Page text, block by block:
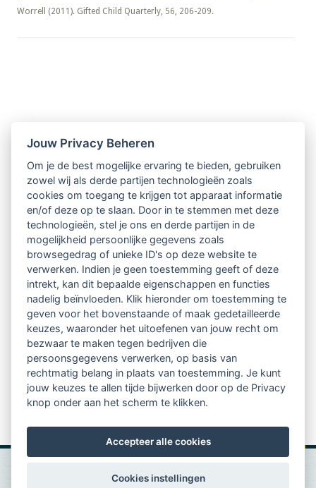
Worrell (2011). Gifted Child Quarterly, 56, 206-209.
Nieuwsbrief
Ontvang 10 x per jaar de LVSC-
relatienieuwsbrief met o.a.:
vrij toegankelijke TsvB-artikelen
nieuws op het vlak van professioneel
begeleiden
informatie over LVSC-activiteiten
Aanmelden nieuwsbrief
Jouw Privacy Beheren
Om je de best mogelijke ervaring te bieden, gebruiken
zowel wij als derde partijen technologieën zoals
cookies om toegang te krijgen tot apparaat informatie
en/of deze op te slaan. Door in te stemmen met deze
technologieën, stel je ons en derde partijen in de
mogelijkheid persoonlijke gegevens zoals
browsegedrag of unieke ID's op deze website te
verwerken. Indien je geen toestemming geeft of deze
intrekt, kan dit bepaalde eigenschappen en functies
nadelig beïnvloeden. Klik hieronder om toestemming te
geven voor het bovenstaande of maak gedetailleerde
keuzes, waaronder het uitoefenen van jouw recht om
bezwaar te maken tegen bedrijven die
persoonsgegevens verwerken, op basis van
rechtmatig belang in plaats van toestemming. Je kunt
jouw keuzes te allen tijde bijwerken door op de Privacy
knop onder aan het scherm te klikken.
Accepteer alle cookies
Cookies instellingen